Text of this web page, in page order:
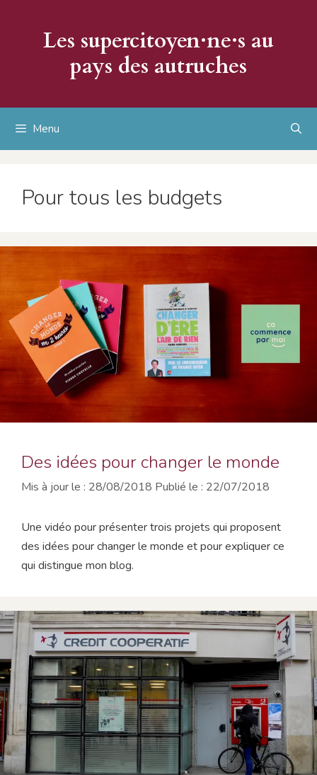
Les supercitoyen·ne·s au
pays des autruches
Menu
Pour tous les budgets
Des idées pour changer le monde
28/08/2018 22/07/2018
Une vidéo pour présenter trois projets qui proposent
des idées pour changer le monde et pour expliquer ce
qui distingue mon blog.